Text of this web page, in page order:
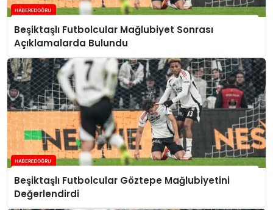
Beşiktaşlı Futbolcular Mağlubiyet Sonrası
Açıklamalarda Bulundu
Beşiktaşlı Futbolcular Göztepe Mağlubiyetini
Değerlendirdi